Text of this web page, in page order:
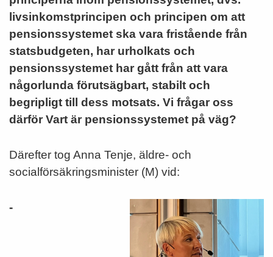
livsinkomst­principen och principen om att
pensionssystemet ska vara fristående från
statsbudgeten, har urholkats och
pensionssystemet har gått från att vara
någorlunda förutsägbart, stabilt och
begripligt till dess motsats. Vi frågar oss
därför Vart är pensionssystemet på väg?
Därefter tog Anna Tenje, äldre- och
socialförsäkringsminister (M) vid:
-